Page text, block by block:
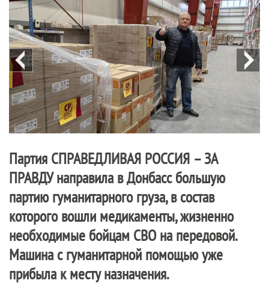
Партия СПРАВЕДЛИВАЯ РОССИЯ – ЗА
ПРАВДУнаправила в Донбасс большую
партию гуманитарного груза, в состав
которого вошли медикаменты, жизненно
необходимые бойцам СВО на передовой.
Машина с гуманитарной помощью уже
прибыла к месту назначения.